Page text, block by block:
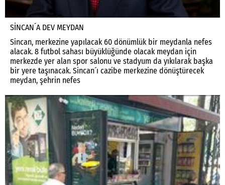
SİNCAN´A DEV MEYDAN
Sincan, merkezine yapılacak 60 dönümlük bir meydanla nefes
alacak. 8 futbol sahası büyüklüğünde olacak meydan için
merkezde yer alan spor salonu ve stadyum da yıkılarak başka
bir yere taşınacak. Sincan´ı cazibe merkezine dönüştürecek
meydan, şehrin nefes